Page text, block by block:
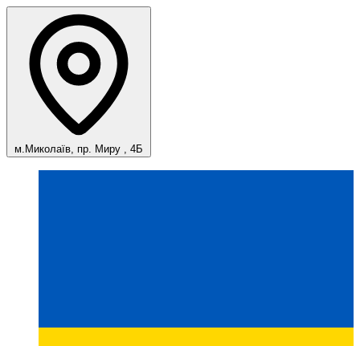
м.Миколаїв, пр. Миру , 4Б